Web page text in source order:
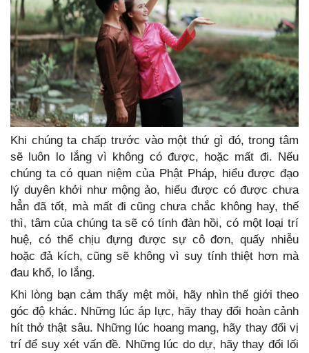
Khi chúng ta chấp trước vào một thứ gì đó, trong tâm
sẽ luôn lo lắng vì không có được, hoặc mất đi. Nếu
chúng ta có quan niệm của Phật Pháp, hiểu được đạo
lý duyên khởi như mộng ảo, hiểu được có được chưa
hẳn đã tốt, mà mất đi cũng chưa chắc không hay, thế
thì, tâm của chúng ta sẽ có tính đàn hồi, có một loại trí
huệ, có thể chịu đựng được sự cô đơn, quấy nhiễu
hoặc đả kích, cũng sẽ không vì suy tính thiệt hơn mà
đau khổ, lo lắng.
Khi lòng bạn cảm thấy mệt mỏi, hãy nhìn thế giới theo
góc độ khác. Những lúc áp lực, hãy thay đổi hoàn cảnh
hít thở thật sâu. Những lúc hoang mang, hãy thay đổi vị
trí để suy xét vấn đề. Những lúc do dự, hãy thay đổi lối